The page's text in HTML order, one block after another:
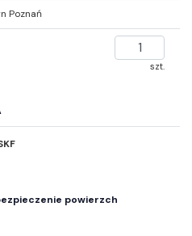
Poznań
szt.
powierzch